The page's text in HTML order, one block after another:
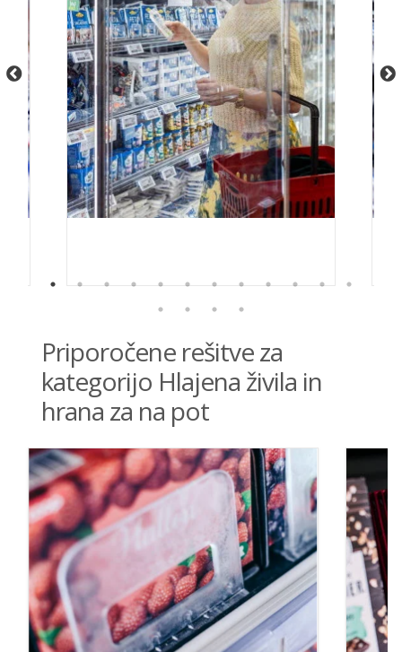
Priporočene rešitve za
kategorijo Hlajena živila in
hrana za na pot